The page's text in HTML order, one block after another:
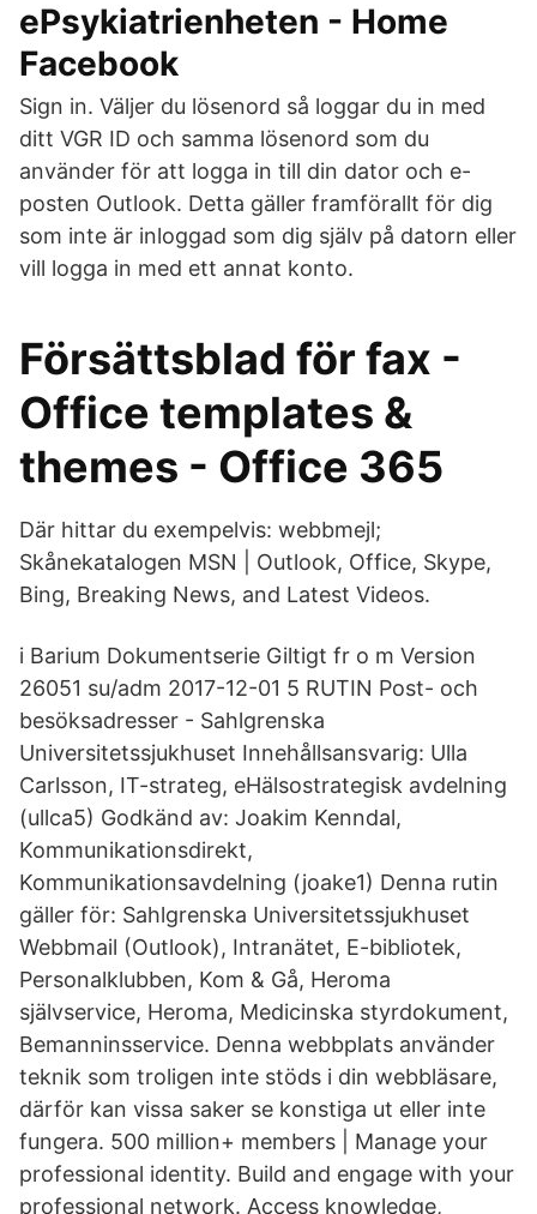
ePsykiatrienheten - Home
Facebook
Sign in. Väljer du lösenord så loggar du in med
ditt VGR ID och samma lösenord som du
använder för att logga in till din dator och e-
posten Outlook. Detta gäller framförallt för dig
som inte är inloggad som dig själv på datorn eller
vill logga in med ett annat konto.
Försättsblad för fax -
Office templates &
themes - Office 365
Där hittar du exempelvis: webbmejl;
Skånekatalogen MSN | Outlook, Office, Skype,
Bing, Breaking News, and Latest Videos.
i Barium Dokumentserie Giltigt fr o m Version
26051 su/adm 2017-12-01 5 RUTIN Post- och
besöksadresser - Sahlgrenska
Universitetssjukhuset Innehållsansvarig: Ulla
Carlsson, IT-strateg, eHälsostrategisk avdelning
(ullca5) Godkänd av: Joakim Kenndal,
Kommunikationsdirekt,
Kommunikationsavdelning (joake1) Denna rutin
gäller för: Sahlgrenska Universitetssjukhuset
Webbmail (Outlook), Intranätet, E-bibliotek,
Personalklubben, Kom & Gå, Heroma
självservice, Heroma, Medicinska styrdokument,
Bemanninsservice. Denna webbplats använder
teknik som troligen inte stöds i din webbläsare,
därför kan vissa saker se konstiga ut eller inte
fungera. 500 million+ members | Manage your
professional identity. Build and engage with your
professional network. Access knowledge,